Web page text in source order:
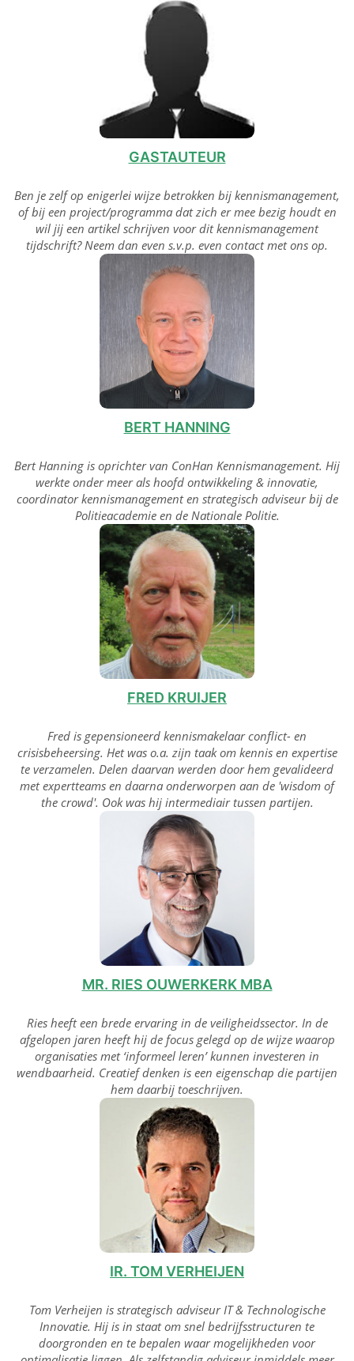
GASTAUTEUR
Ben je zelf op enigerlei wijze betrokken bij kennismanagement,
of bij een project/programma dat zich er mee bezig houdt en
wil jij een artikel schrijven voor dit kennismanagement
tijdschrift? Neem dan even s.v.p. even contact met ons op.
BERT HANNING
Bert Hanning is oprichter van ConHan Kennismanagement. Hij
werkte onder meer als hoofd ontwikkeling & innovatie,
coordinator kennismanagement en strategisch adviseur bij de
Politieacademie en de Nationale Politie.
FRED KRUIJER
Fred is gepensioneerd kennismakelaar conflict- en
crisisbeheersing. Het was o.a. zijn taak om kennis en expertise
te verzamelen. Delen daarvan werden door hem gevalideerd
met expertteams en daarna onderworpen aan de 'wisdom of
the crowd'. Ook was hij intermediair tussen partijen.
MR. RIES OUWERKERK MBA
Ries heeft een brede ervaring in de veiligheidssector. In de
afgelopen jaren heeft hij de focus gelegd op de wijze waarop
organisaties met ‘informeel leren’ kunnen investeren in
wendbaarheid. Creatief denken is een eigenschap die partijen
hem daarbij toeschrijven.
IR. TOM VERHEIJEN
Tom Verheijen is strategisch adviseur IT & Technologische
Innovatie. Hij is in staat om snel bedrijfsstructuren te
doorgronden en te bepalen waar mogelijkheden voor